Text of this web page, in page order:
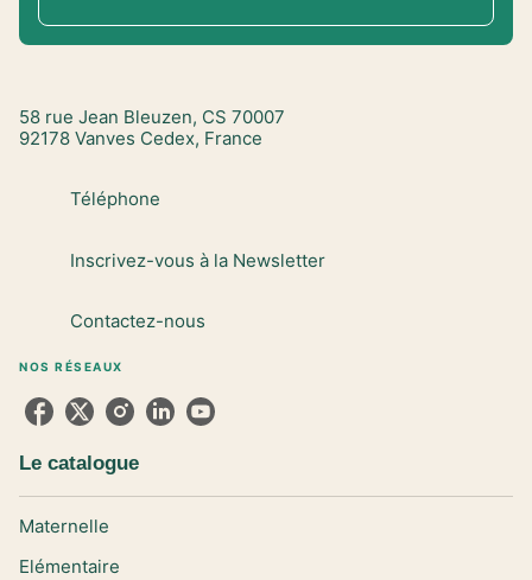
58 rue Jean Bleuzen, CS 70007
92178 Vanves Cedex, France
Téléphone
Inscrivez-vous à la Newsletter
Contactez-nous
NOS RÉSEAUX
Le catalogue
Maternelle
Elémentaire